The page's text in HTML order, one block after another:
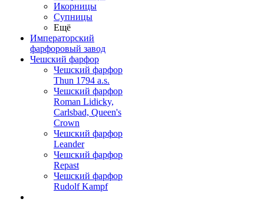
Икорницы
Супницы
Ещё
Императорский
фарфоровый завод
Чешский фарфор
Чешский фарфор
Thun 1794 a.s.
Чешский фарфор
Roman Lidicky,
Carlsbad, Queen's
Crown
Чешский фарфор
Leander
Чешский фарфор
Repast
Чешский фарфор
Rudolf Kampf